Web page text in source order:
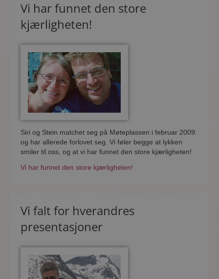
Vi har funnet den store
kjærligheten!
Siri og Stein matchet seg på Møteplassen i februar 2009.
og har allerede forlovet seg. Vi føler begge at lykken
smiler til oss, og at vi har funnet den store kjærligheten!
Vi har funnet den store kjærligheten!
Vi falt for hverandres
presentasjoner